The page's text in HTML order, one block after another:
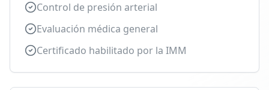
Control de presión arterial
Evaluación médica general
Certificado habilitado por la IMM